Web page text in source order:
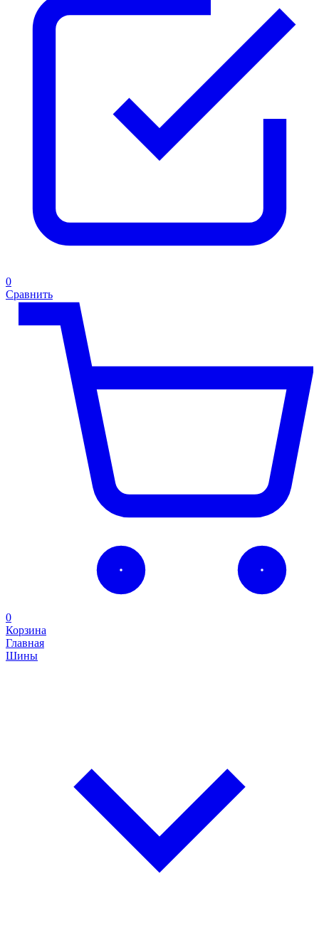
0
Сравнить
0
Корзина
Главная
Шины